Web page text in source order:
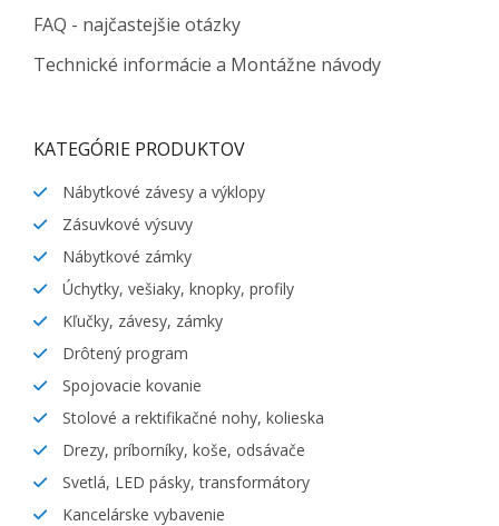
FAQ - najčastejšie otázky
Technické informácie a Montážne návody
KATEGÓRIE PRODUKTOV
Nábytkové závesy a výklopy
Zásuvkové výsuvy
Nábytkové zámky
Úchytky, vešiaky, knopky, profily
Kľučky, závesy, zámky
Drôtený program
Spojovacie kovanie
Stolové a rektifikačné nohy, kolieska
Drezy, príborníky, koše, odsávače
Svetlá, LED pásky, transformátory
Kancelárske vybavenie